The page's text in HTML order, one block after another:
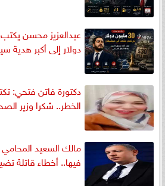
دولار إلى أكبر هدية
دكتورة فاتن فتحي:
الخطر.. شكرا وزير
مالك السعيد
فيها.. أخطاء قاتلة